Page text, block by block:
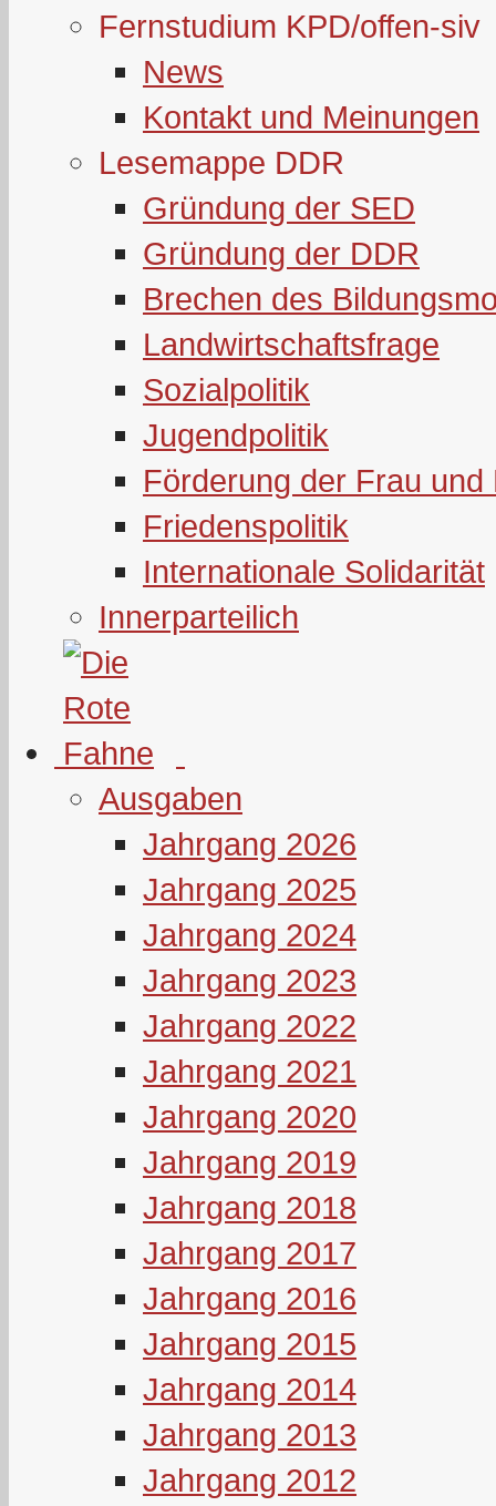
Fernstudium KPD/offen-siv
News
Kontakt und Meinungen
Lesemappe DDR
Gründung der SED
Gründung der DDR
Brechen des
Landwirtschaftsfrage
Sozialpolitik
Jugendpolitik
Förderung der Frau und
Friedenspolitik
Internationale Solidarität
Innerparteilich
Ausgaben
Jahrgang 2026
Jahrgang 2025
Jahrgang 2024
Jahrgang 2023
Jahrgang 2022
Jahrgang 2021
Jahrgang 2020
Jahrgang 2019
Jahrgang 2018
Jahrgang 2017
Jahrgang 2016
Jahrgang 2015
Jahrgang 2014
Jahrgang 2013
Jahrgang 2012